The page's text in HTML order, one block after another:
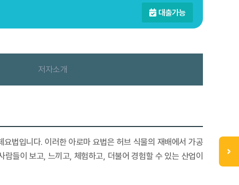
대출가능
저자소개
법입니다. 이러한 아로마 요법은 허브 식물의 재배에서 가공
람들이 보고, 느끼고, 체험하고, 더불어 경험할 수 있는 산업이